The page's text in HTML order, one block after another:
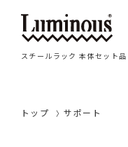
スチールラック 本体セット品
トップ サポート